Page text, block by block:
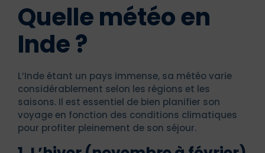
Quelle météo en
Inde ?
L’Inde étant un pays immense, sa météo varie
considérablement selon les régions et les
saisons. Il est essentiel de bien planifier son
voyage en fonction des conditions climatiques
pour profiter pleinement de son séjour.